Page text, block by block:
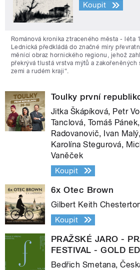
Koupit
Románová kronika ztraceného města - léta
Lednická předkládá do značné míry
měnící obraz hornického regionu, jehož
překrývá tlustá vrstva mýtů a zakořeněných
zemi a rudém kraji“.
Toulky první
Jitka Škápíková, Petr
Tanclová, Tomáš
Radovanovič, Ivan
Karolína Stegurová,
Vaněček
Koupit
6x Otec Brown
Gilbert Keith
Koupit
PRAŽSKÉ JARO -
FESTIVAL - GOLD
Bedřich Smetana,